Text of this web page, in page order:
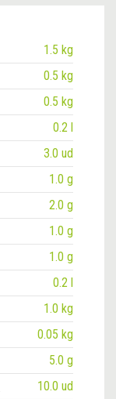
1.5 kg
0.5 kg
0.5 kg
0.2 l
3.0 ud
1.0 g
2.0 g
1.0 g
1.0 g
0.2 l
1.0 kg
0.05 kg
5.0 g
10.0 ud